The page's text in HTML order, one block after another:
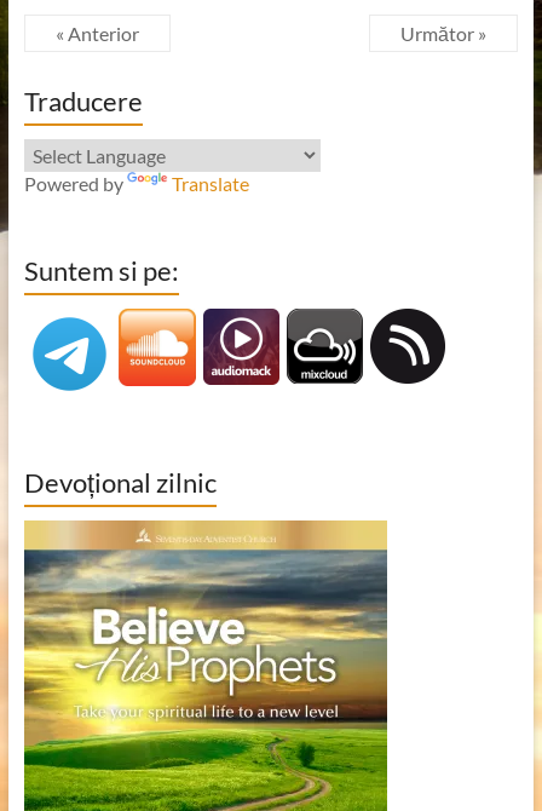
« Anterior Următor »
Traducere
Powered by Translate
Suntem si pe:
Devoțional zilnic